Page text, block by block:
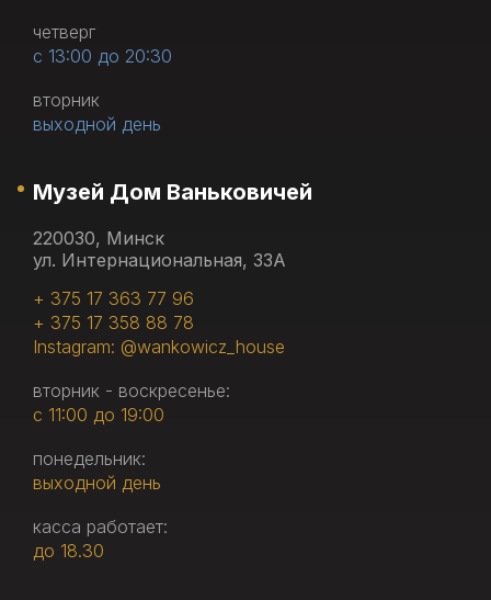
четверг
с 13:00 до 20:30
вторник
выходной день
Музей Дом Ваньковичей
220030, Минск
ул. Интернациональная, 33А
+ 375 17 363 77 96
+ 375 17 358 88 78
Instagram: @wankowicz_house
вторник - воскресенье:
с 11:00 до 19:00
понедельник:
выходной день
касса работает:
до 18.30